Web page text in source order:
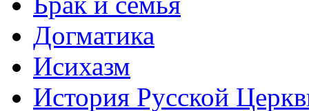
Догматика
Исихазм
История Русской